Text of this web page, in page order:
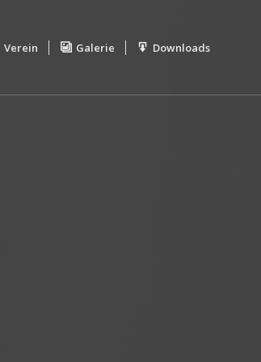
Verein Galerie Downloads